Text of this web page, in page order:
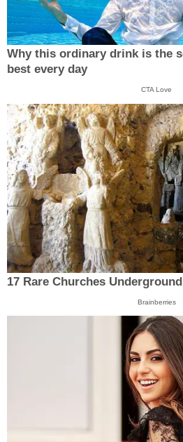
Why this ordinary drink is the
best every day
CTA Love
17 Rare Churches
Brainberries